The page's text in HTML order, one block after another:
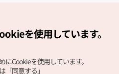
を使用しています。
Cookieを使用しています。
「同意する」